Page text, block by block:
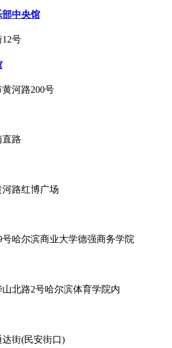
部中央馆
号
河路200号
直路
路红博广场
哈尔滨商业大学德强商务学院
北路2号哈尔滨体育学院内
街(民安街口)